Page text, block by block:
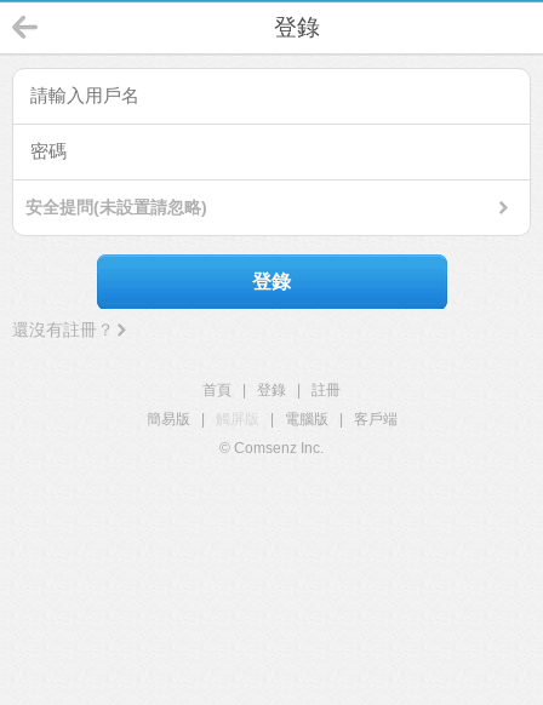
登錄
安全提問(未設置請忽略)
登錄
還沒有註冊？
首頁 登錄
註冊
簡易版
觸屏版 電腦版
客戶端
© Comsenz Inc.